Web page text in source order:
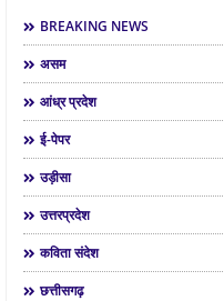
BREAKING NEWS
असम
आंध्र प्रदेश
ई-पेपर
उड़ीसा
उत्तरप्रदेश
कविता संदेश
छत्तीसगढ़